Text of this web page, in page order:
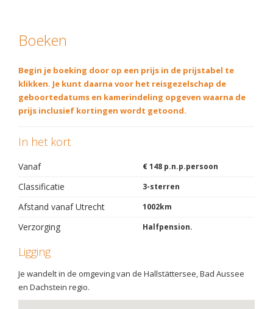
Boeken
Begin je boeking door op een prijs in de prijstabel te
klikken. Je kunt daarna voor het reisgezelschap de
geboortedatums en kamerindeling opgeven waarna de
prijs inclusief kortingen wordt getoond.
In het kort
Vanaf € 148 p.n.p.persoon
Classificatie 3-sterren
Afstand vanaf Utrecht 1002km
Verzorging Halfpension.
Ligging
Je wandelt in de omgeving van de Hallstättersee, Bad Aussee
en Dachstein regio.